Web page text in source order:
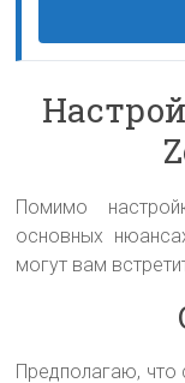
Помимо
основных
могут вам
Предполагаю, что